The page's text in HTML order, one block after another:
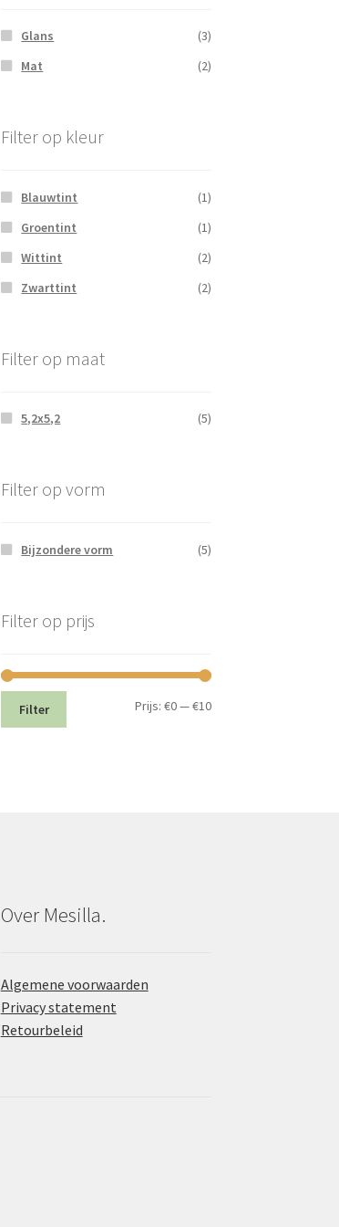
Glans
(3)
Mat
(2)
Filter op kleur
Blauwtint
(1)
Groentint
(1)
Wittint
(2)
Zwarttint
(2)
Filter op maat
5,2x5,2 (5)
Filter op vorm
Bijzondere vorm (5)
Filter op prijs
Min.
Max.
Filter Prijs: €0—€10
Over Mesilla.
Algemene voorwaarden
Privacy statement
Retourbeleid